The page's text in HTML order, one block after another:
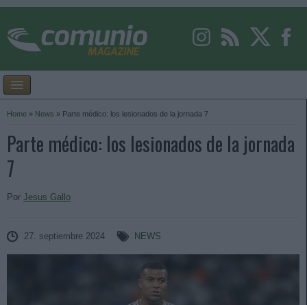
Home » News » Parte médico: los lesionados de la jornada 7
Parte médico: los lesionados de la jornada
7
Por Jesus Gallo
27. septiembre 2024 NEWS